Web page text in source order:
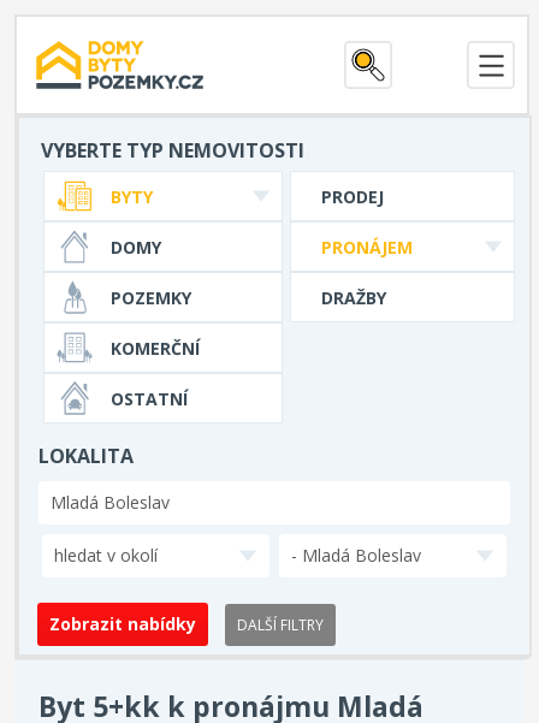
VYBERTE TYP NEMOVITOSTI
PRODEJ
PRONÁJEM
DRAŽBY
BYTY
DOMY
POZEMKY
KOMERČNÍ
OSTATNÍ
LOKALITA
hledat v okolí - Mladá Boleslav
DALŠÍ FILTRY
Byt 5+kk k pronájmu Mladá